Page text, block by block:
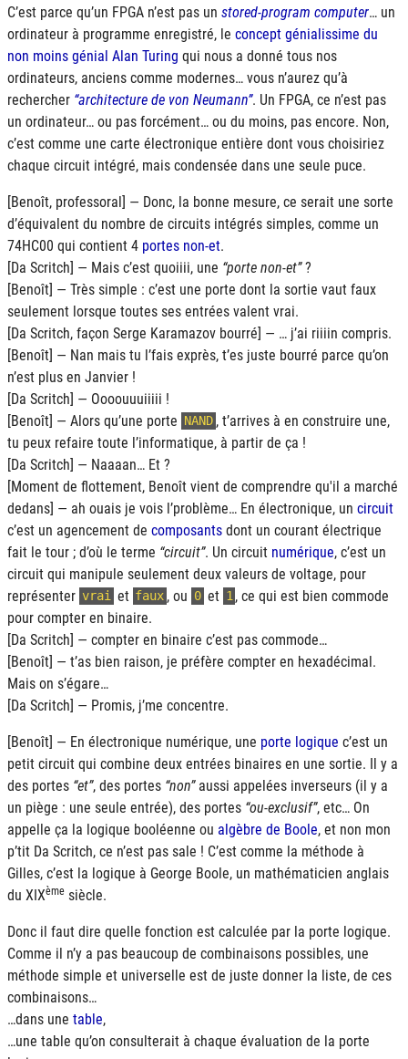
C’est parce qu’un FPGA n’est pas un stored-program computer… un
ordinateur à programme enregistré, le concept génialissime du
non moins génial Alan Turing qui nous a donné tous nos
ordinateurs, anciens comme modernes… vous n’aurez qu’à
rechercher architecture de von Neumann . Un FPGA, ce n’est pas
un ordinateur… ou pas forcément… ou du moins, pas encore. Non,
c’est comme une carte électronique entière dont vous choisiriez
chaque circuit intégré, mais condensée dans une seule puce.
[Benoît, professoral] — Donc, la bonne mesure, ce serait une sorte
d’équivalent du nombre de circuits intégrés simples, comme un
74HC00 qui contient 4 portes non-et.
[Da Scritch] — Mais c’est quoiiii, une porte non-et ?
[Benoît] — Très simple : c’est une porte dont la sortie vaut faux
seulement lorsque toutes ses entrées valent vrai.
[Da Scritch, façon Serge Karamazov bourré] — … j’ai riiiin compris.
[Benoît] — Nan mais tu l’fais exprès, t’es juste bourré parce qu’on
n’est plus en Janvier !
[Da Scritch] — Oooouuuiiiii !
[Benoît] — Alors qu’une porte NAND , t’arrives à en construire une,
tu peux refaire toute l’informatique, à partir de ça !
[Da Scritch] — Naaaan… Et ?
[Moment de flottement, Benoît vient de comprendre qu'il a marché
dedans] — ah ouais je vois l’problème… En électronique, un circuit
c’est un agencement de composants dont un courant électrique
fait le tour ; d’où le terme circuit . Un circuit numérique, c’est un
circuit qui manipule seulement deux valeurs de voltage, pour
représenter vrai et faux , ou 0 et 1 , ce qui est bien commode
pour compter en binaire.
[Da Scritch] — compter en binaire c’est pas commode…
[Benoît] — t’as bien raison, je préfère compter en hexadécimal.
Mais on s’égare…
[Da Scritch] — Promis, j’me concentre.
[Benoît] — En électronique numérique, une porte logique c’est un
petit circuit qui combine deux entrées binaires en une sortie. Il y a
des portes et , des portes non aussi appelées inverseurs (il y a
un piège : une seule entrée), des portes ou-exclusif , etc… On
appelle ça la logique booléenne ou algèbre de Boole, et non mon
p’tit Da Scritch, ce n’est pas sale ! C’est comme la méthode à
Gilles, c’est la logique à George Boole, un mathématicien anglais
du XIXème siècle.
Donc il faut dire quelle fonction est calculée par la porte logique.
Comme il n’y a pas beaucoup de combinaisons possibles, une
méthode simple et universelle est de juste donner la liste, de ces
combinaisons…
…dans une table,
…une table qu’on consulterait à chaque évaluation de la porte